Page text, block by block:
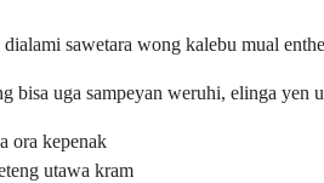
sawetara wong kalebu mual
bisa uga sampeyan weruhi, elinga yen
ora kepenak
utawa kram